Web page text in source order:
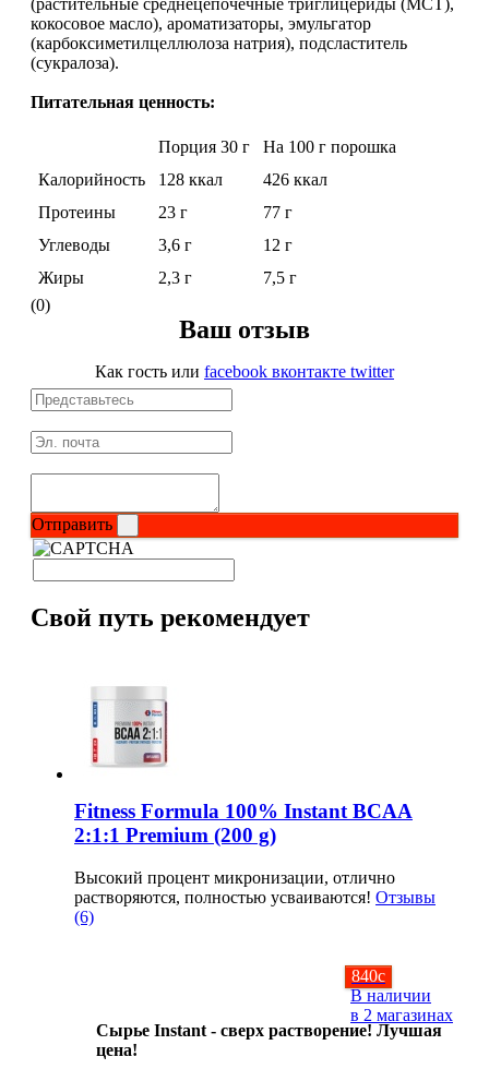
Протеиновые печенья
Для тренировки
BCAA
НАЗАД
Порошковые BCAA
Креатин
Предтренировочные комплексы
Изотоники
Аргинин
Бета-аланин
Энергетики
Цитруллин
Глютамин
Гейнеры
НАЗАД
кокосовое масло), ароматизаторы, эмульгатор
(карбоксиметилцеллюлоза натрия), подсластитель
(сукралоза).
Питательная ценность:
Порция 30 г
На 100 г порошка
Калорийность
128 ккал
426 ккал
Протеины
23 г
77 г
Углеводы
3,6 г
12 г
Жиры
2,3 г
7,5 г
(0)
Ваш отзыв
Как гость или facebook вконтакте twitter
Отправить
Свой путь рекомендует
840c
В наличии
в 2 магазинах
Fitness Formula 100% Instant BCAA
2:1:1 Premium (200 g)
Высокий процент микронизации, отлично
растворяются, полностью усваиваются! Отзывы
(6)
Сырье Instant - сверх растворение! Лучшая
цена!